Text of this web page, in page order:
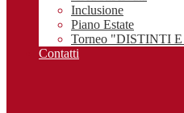
Inclusione
Piano Estate
Torneo "DISTINTI
Contatti